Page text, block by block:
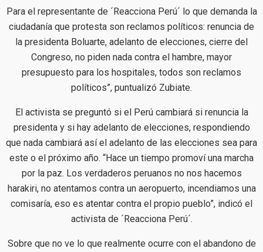
Para el representante de ´Reacciona Perú´ lo que demanda la
ciudadanía que protesta son reclamos políticos: renuncia de
la presidenta Boluarte, adelanto de elecciones, cierre del
Congreso, no piden nada contra el hambre, mayor
presupuesto para los hospitales, todos son reclamos
políticos”, puntualizó Zubiate.
El activista se preguntó si el Perú cambiará si renuncia la
presidenta y si hay adelanto de elecciones, respondiendo
que nada cambiará así el adelanto de las elecciones sea para
este o el próximo año. “Hace un tiempo promoví una marcha
por la paz. Los verdaderos peruanos no nos hacemos
harakiri, no atentamos contra un aeropuerto, incendiamos una
comisaría, eso es atentar contra el propio pueblo”, indicó el
activista de ´Reacciona Perú´.
Sobre que no ve lo que realmente ocurre con el abandono de